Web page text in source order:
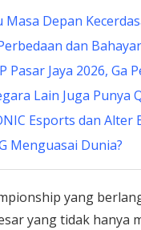
Masa Depan
dan
Pasar Jaya 2026, Ga
Lain Juga Punya
Esports dan
Menguasai Dunia?
yang
yang tidak